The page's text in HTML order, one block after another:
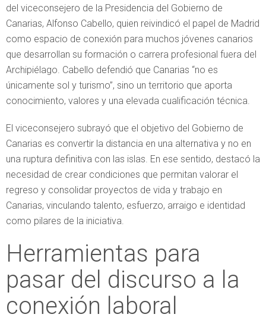
del viceconsejero de la Presidencia del Gobierno de
Canarias, Alfonso Cabello, quien reivindicó el papel de Madrid
como espacio de conexión para muchos jóvenes canarios
que desarrollan su formación o carrera profesional fuera del
Archipiélago. Cabello defendió que Canarias “no es
únicamente sol y turismo”, sino un territorio que aporta
conocimiento, valores y una elevada cualificación técnica.
El viceconsejero subrayó que el objetivo del Gobierno de
Canarias es convertir la distancia en una alternativa y no en
una ruptura definitiva con las islas. En ese sentido, destacó la
necesidad de crear condiciones que permitan valorar el
regreso y consolidar proyectos de vida y trabajo en
Canarias, vinculando talento, esfuerzo, arraigo e identidad
como pilares de la iniciativa.
Herramientas para
pasar del discurso a la
conexión laboral